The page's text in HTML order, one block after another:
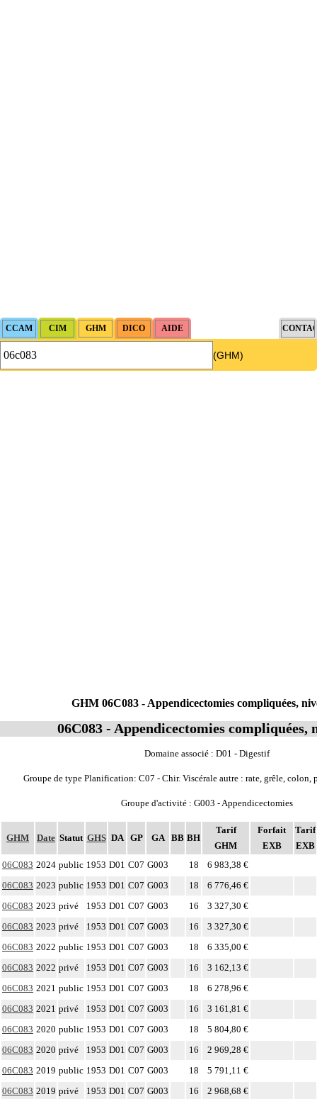
(GHM)
GHM Date Statut GHS DA GP GA BB BH
Tarif
GHM
Forfait
EXB
Tarif
EXB
06C083 2024 public 1953 D01 C07 G003 18
6 983,38 €
06C083 2023 public 1953 D01 C07 G003 18
6 776,46 €
06C083 2023 privé 1953 D01 C07 G003 16
3 327,30 €
06C083 2023 privé 1953 D01 C07 G003 16
3 327,30 €
06C083 2022 public 1953 D01 C07 G003 18
6 335,00 €
06C083 2022 privé 1953 D01 C07 G003 16
3 162,13 €
06C083 2021 public 1953 D01 C07 G003 18
6 278,96 €
06C083 2021 privé 1953 D01 C07 G003 16
3 161,81 €
06C083 2020 public 1953 D01 C07 G003 18
5 804,80 €
06C083 2020 privé 1953 D01 C07 G003 16
2 969,28 €
06C083 2019 public 1953 D01 C07 G003 18
5 791,11 €
06C083 2019 privé 1953 D01 C07 G003 16
2 968,68 €
GHM 06C083 - Appendicectomies compliquées,
06C083 - Appendicectomies compliquées,
Domaine associé : D01 - Digestif
Groupe de type Planification: C07 - Chir. Viscérale autre : rate, grêle, colon,
Groupe d'activité : G003 - Appendicectomies